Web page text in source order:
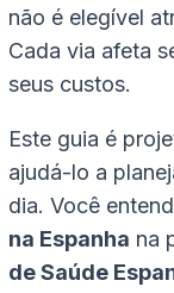
não é elegível
Cada via afeta
seus custos.
Este guia é
ajudá-lo a
dia. Você
na Espanha na
de Saúde